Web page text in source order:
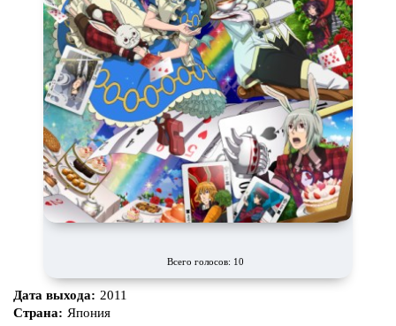
Всего голосов: 10
Дата выхода: 2011
Страна: Япония